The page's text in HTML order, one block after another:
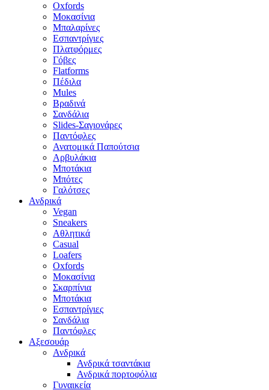
Oxfords
Μοκασίνια
Μπαλαρίνες
Εσπαντρίγιες
Πλατφόρμες
Γόβες
Flatforms
Πέδιλα
Mules
Βραδινά
Σανδάλια
Slides-Σαγιονάρες
Παντόφλες
Ανατομικά Παπούτσια
Αρβυλάκια
Μποτάκια
Μπότες
Γαλότσες
Ανδρικά
Vegan
Sneakers
Αθλητικά
Casual
Loafers
Oxfords
Μοκασίνια
Σκαρπίνια
Μποτάκια
Εσπαντρίγιες
Σανδάλια
Παντόφλες
Αξεσουάρ
Ανδρικά
Ανδρικά τσαντάκια
Ανδρικά πορτοφόλια
Γυναικεία